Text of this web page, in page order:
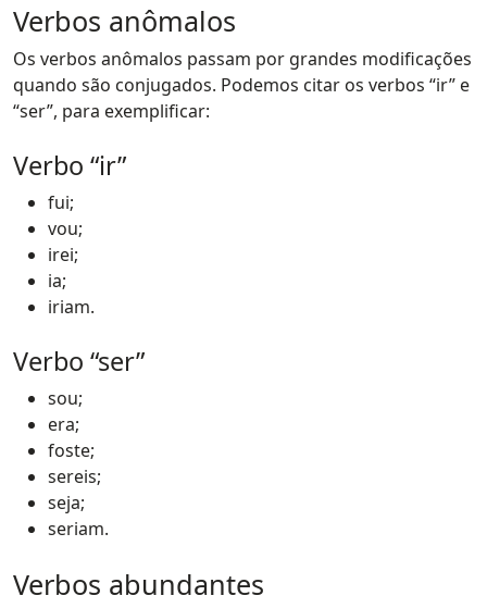
Verbos anômalos
Os verbos anômalos passam por grandes modificações
quando são conjugados. Podemos citar os verbos “ir” e
“ser”, para exemplificar:
Verbo “ir”
fui;
vou;
irei;
ia;
iriam.
Verbo “ser”
sou;
era;
foste;
sereis;
seja;
seriam.
Verbos abundantes